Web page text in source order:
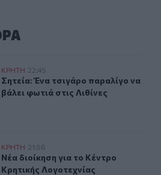
παραλίγο να βάλει φωτιά στις
ΚΡΗΤΗ 22:45
Σητεία: Ένα τσιγάρο παραλίγο να
Σητεία: Ένα τσιγάρο παραλίγο να
βάλει φωτιά στις Λιθίνες
Κέντρο Κρητικής Λογοτεχνίας
ΚΡΗΤΗ 21:56
Νέα διοίκηση για το Κέντρο
Νέα διοίκηση για το Κέντρο
Κρητικής Λογοτεχνίας